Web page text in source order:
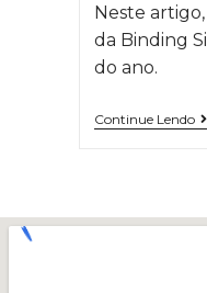
Neste artigo,
da Binding
do ano.
Continue Lendo